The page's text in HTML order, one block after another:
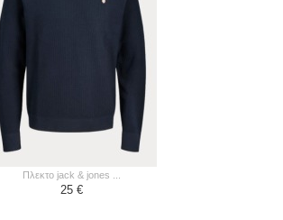
πλεκτο jack & jones ...
25 €